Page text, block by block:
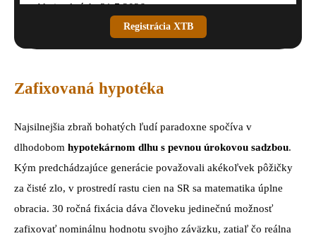
Akcia platí do 31.7.2026.
Registrácia XTB
Zafixovaná hypotéka
Najsilnejšia zbraň bohatých ľudí paradoxne spočíva v
dlhodobom hypotekárnom dlhu s pevnou úrokovou sadzbou.
Kým predchádzajúce generácie považovali akékoľvek pôžičky
za čisté zlo, v prostredí rastu cien na SR sa matematika úplne
obracia. 30 ročná fixácia dáva človeku jedinečnú možnosť
zafixovať nominálnu hodnotu svojho záväzku, zatiaľ čo reálna